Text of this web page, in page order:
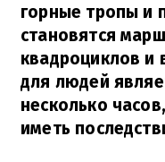
горные тропы и
становятся
квадроциклов и
для людей
несколько
иметь